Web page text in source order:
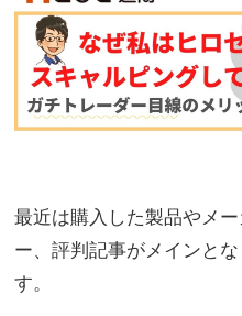
最近は購入した製品やメー
ー、評判記事がメインとな
す。